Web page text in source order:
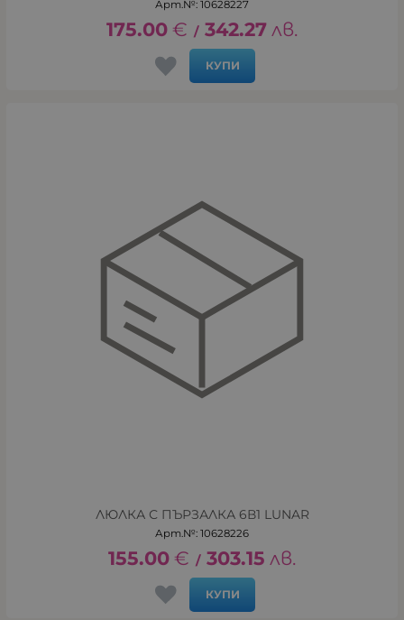
Арт.№: 10628227
175.00 € / 342.27 лв.
КУПИ
ЛЮЛКА С ПЪРЗАЛКА 6В1 LUNAR
Арт.№: 10628226
155.00 € / 303.15 лв.
КУПИ